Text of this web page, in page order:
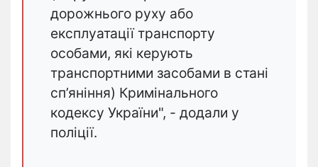
дорожнього руху або
експлуатації транспорту
особами, які керують
транспортними засобами в стані
сп’яніння) Кримінального
кодексу України", - додали у
поліції.